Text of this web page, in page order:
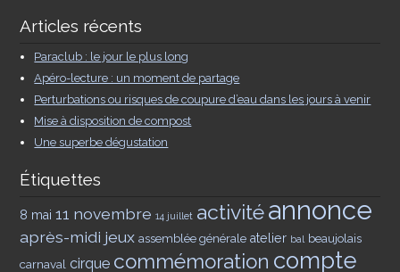
Articles récents
Paraclub : le jour le plus long
Apéro-lecture : un moment de partage
Perturbations ou risques de coupure d’eau dans les jours à venir
Mise à disposition de compost
Une superbe dégustation
Étiquettes
8 mai 11 novembre 14 juillet activitéannonce
après-midi jeux assemblée générale atelier bal
beaujolais
carnaval cirque commémoration compte